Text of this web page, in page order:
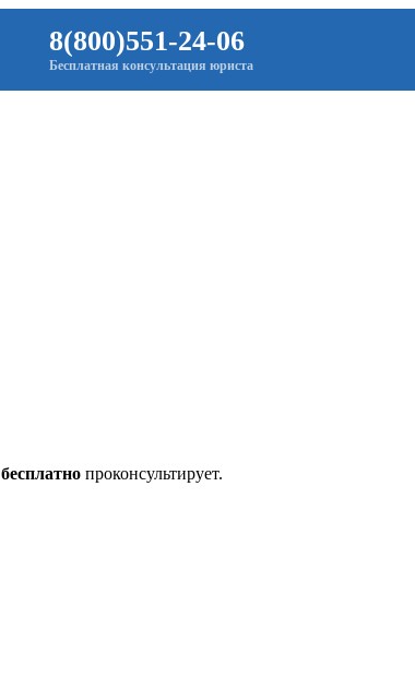
8(800)551-24-06
Бесплатная консультация юриста
бесплатно проконсультирует.